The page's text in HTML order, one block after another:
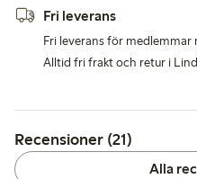
Fri leverans
Fri leverans för
Alltid fri frakt och retur i
Recensioner (21)
Alla